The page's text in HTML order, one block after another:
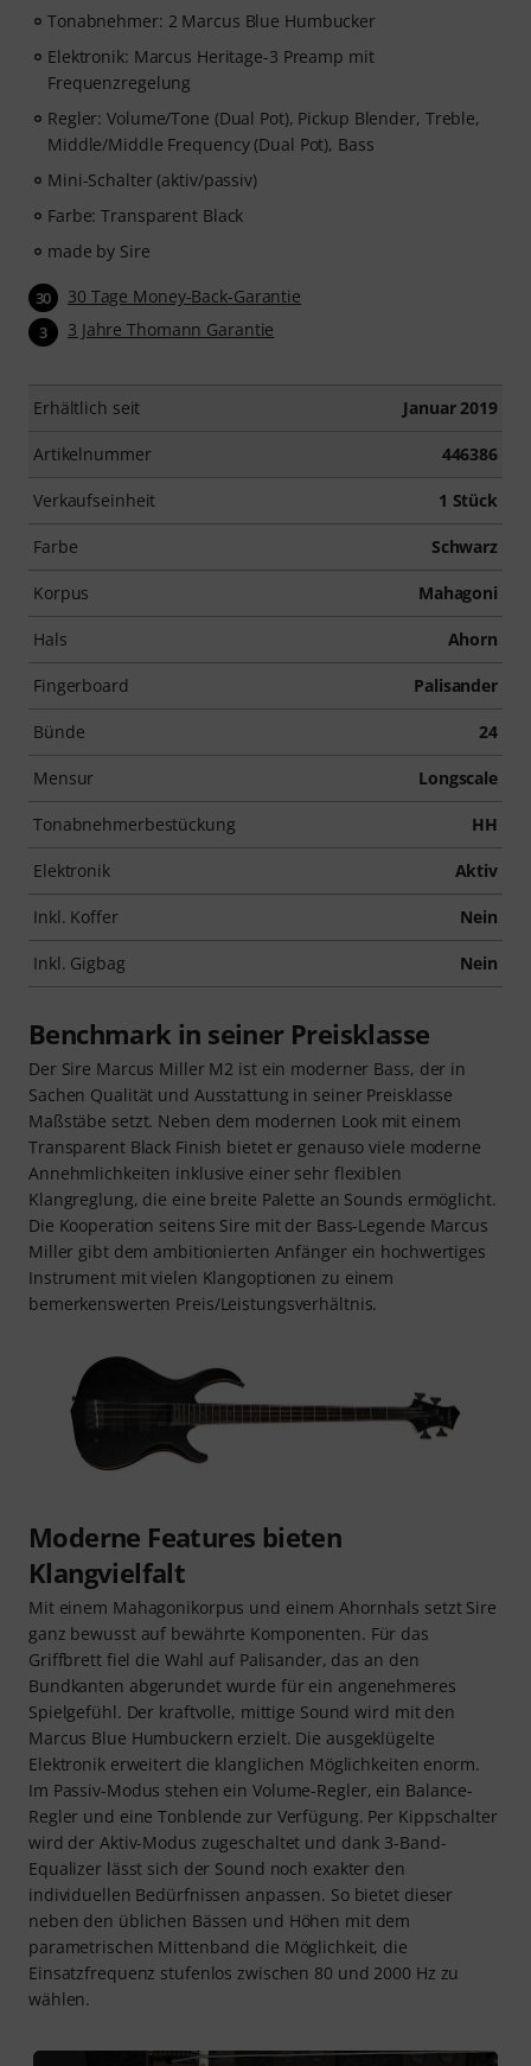
bis zum Fortgeschrittenen. Entdecke strukturierte
musikalische Konzepte, die dein Bassspiel auf das
nächste Level heben werden.
Nachdem deine Bestellung versandt wurde, erhältst du
den Aktivierungscode per E-Mail. Das Abonnement
Tonabnehmer: 2 Marcus Blue Humbucker
Elektronik: Marcus Heritage-3 Preamp mit
Frequenzregelung
Regler: Volume/Tone (Dual Pot), Pickup Blender, Treble,
Middle/Middle Frequency (Dual Pot), Bass
Mini-Schalter (aktiv/passiv)
Farbe: Transparent Black
made by Sire
30 30 Tage Money-Back-Garantie
3 3 Jahre Thomann Garantie
Erhältlich seit Januar 2019
Artikelnummer 446386
Verkaufseinheit 1 Stück
Farbe Schwarz
Korpus Mahagoni
Hals Ahorn
Fingerboard Palisander
Bünde 24
Mensur Longscale
Tonabnehmerbestückung HH
Elektronik Aktiv
Inkl. Koffer Nein
Inkl. Gigbag Nein
Benchmark in seiner Preisklasse
Der Sire Marcus Miller M2 ist ein moderner Bass, der in
Sachen Qualität und Ausstattung in seiner Preisklasse
Maßstäbe setzt. Neben dem modernen Look mit einem
Transparent Black Finish bietet er genauso viele moderne
Annehmlichkeiten inklusive einer sehr flexiblen
Klangreglung, die eine breite Palette an Sounds ermöglicht.
Die Kooperation seitens Sire mit der Bass-Legende Marcus
Miller gibt dem ambitionierten Anfänger ein hochwertiges
Instrument mit vielen Klangoptionen zu einem
bemerkenswerten Preis/Leistungsverhältnis.
Moderne Features bieten
Klangvielfalt
Mit einem Mahagonikorpus und einem Ahornhals setzt Sire
ganz bewusst auf bewährte Komponenten. Für das
Griffbrett fiel die Wahl auf Palisander, das an den
Bundkanten abgerundet wurde für ein angenehmeres
Spielgefühl. Der kraftvolle, mittige Sound wird mit den
Marcus Blue Humbuckern erzielt. Die ausgeklügelte
Elektronik erweitert die klanglichen Möglichkeiten enorm.
Im Passiv-Modus stehen ein Volume-Regler, ein Balance-
Regler und eine Tonblende zur Verfügung. Per Kippschalter
wird der Aktiv-Modus zugeschaltet und dank 3-Band-
Equalizer lässt sich der Sound noch exakter den
individuellen Bedürfnissen anpassen. So bietet dieser
neben den üblichen Bässen und Höhen mit dem
parametrischen Mittenband die Möglichkeit, die
Einsatzfrequenz stufenlos zwischen 80 und 2000 Hz zu
wählen.